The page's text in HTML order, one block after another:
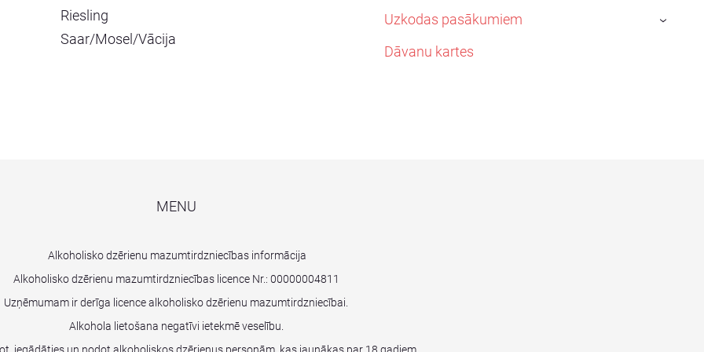
Uzkodas pasākumiem ›
Dāvanu kartes
Riesling
Saar/Mosel/Vācija
MENU
Alkoholisko dzērienu mazumtirdzniecības informācija
Alkoholisko dzērienu mazumtirdzniecības licence Nr.: 00000004811
Uzņēmumam ir derīga licence alkoholisko dzērienu mazumtirdzniecībai.
Alkohola lietošana negatīvi ietekmē veselību.